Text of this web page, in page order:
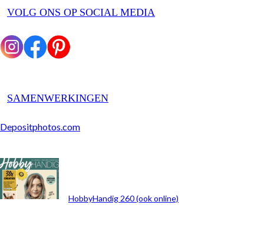
VOLG ONS OP SOCIAL MEDIA
SAMENWERKINGEN
Depositphotos.com
ARCHIEF
HobbyHandig 260 (ook online)